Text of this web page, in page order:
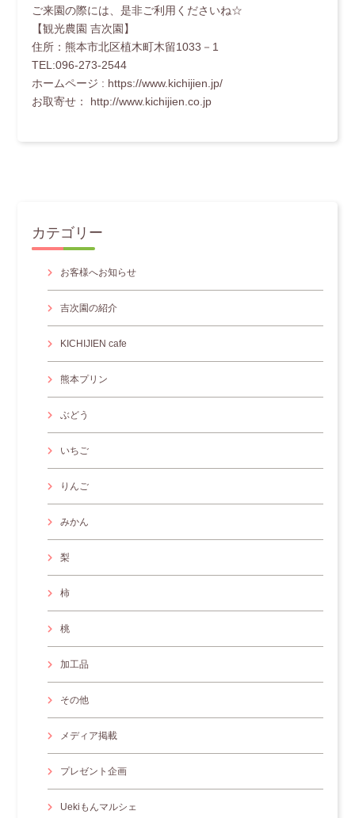
ご来園の際には、是非ご利用くださいね☆
【観光農園 吉次園】
住所：熊本市北区植木町木留1033－1
TEL:096-273-2544
ホームページ : https://www.kichijien.jp/
お取寄せ： http://www.kichijien.co.jp
カテゴリー
お客様へお知らせ
吉次園の紹介
KICHIJIEN cafe
熊本プリン
ぶどう
いちご
りんご
みかん
梨
柿
桃
加工品
その他
メディア掲載
プレゼント企画
Uekiもんマルシェ